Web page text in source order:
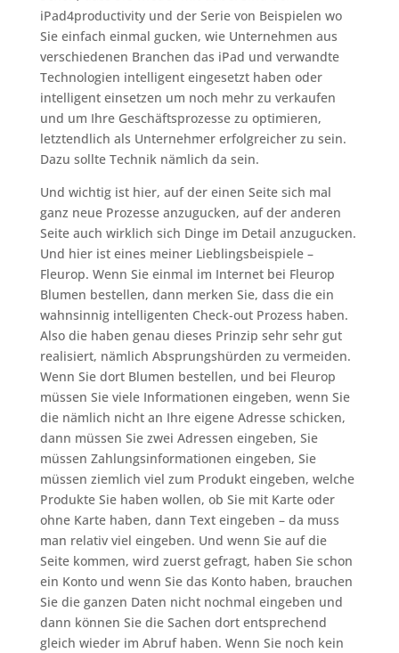
iPad4productivity und der Serie von Beispielen wo
Sie einfach einmal gucken, wie Unternehmen aus
verschiedenen Branchen das iPad und verwandte
Technologien intelligent eingesetzt haben oder
intelligent einsetzen um noch mehr zu verkaufen
und um Ihre Geschäftsprozesse zu optimieren,
letztendlich als Unternehmer erfolgreicher zu sein.
Dazu sollte Technik nämlich da sein.
Und wichtig ist hier, auf der einen Seite sich mal
ganz neue Prozesse anzugucken, auf der anderen
Seite auch wirklich sich Dinge im Detail anzugucken.
Und hier ist eines meiner Lieblingsbeispiele –
Fleurop. Wenn Sie einmal im Internet bei Fleurop
Blumen bestellen, dann merken Sie, dass die ein
wahnsinnig intelligenten Check-out Prozess haben.
Also die haben genau dieses Prinzip sehr sehr gut
realisiert, nämlich Absprungshürden zu vermeiden.
Wenn Sie dort Blumen bestellen, und bei Fleurop
müssen Sie viele Informationen eingeben, wenn Sie
die nämlich nicht an Ihre eigene Adresse schicken,
dann müssen Sie zwei Adressen eingeben, Sie
müssen Zahlungsinformationen eingeben, Sie
müssen ziemlich viel zum Produkt eingeben, welche
Produkte Sie haben wollen, ob Sie mit Karte oder
ohne Karte haben, dann Text eingeben – da muss
man relativ viel eingeben. Und wenn Sie auf die
Seite kommen, wird zuerst gefragt, haben Sie schon
ein Konto und wenn Sie das Konto haben, brauchen
Sie die ganzen Daten nicht nochmal eingeben und
dann können Sie die Sachen dort entsprechend
gleich wieder im Abruf haben. Wenn Sie noch kein